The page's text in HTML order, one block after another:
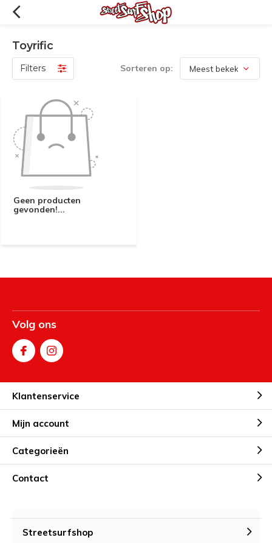
Toyrific
Filters Sorteren op:
Geen producten
gevonden!...
Volg ons
Klantenservice
Mijn account
Categorieën
Contact
Streetsurfshop